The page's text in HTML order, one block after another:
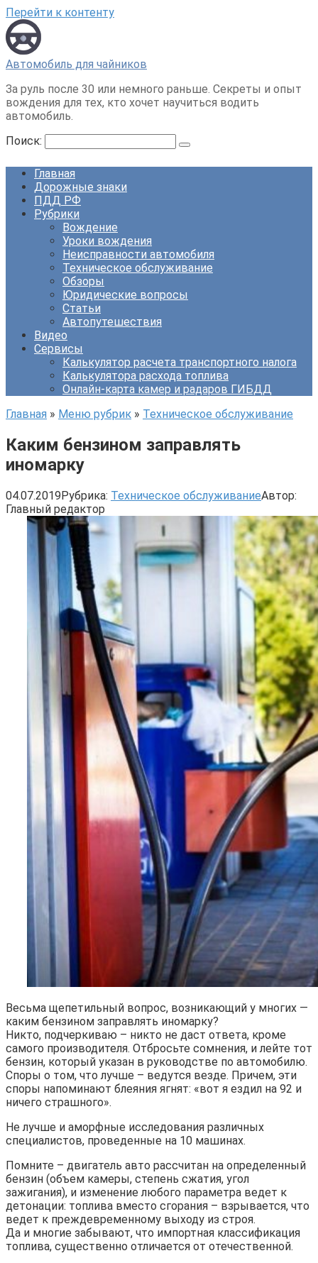
Перейти к контенту
Автомобиль для чайников
За руль после 30 или немного раньше. Секреты и опыт
вождения для тех, кто хочет научиться водить
автомобиль.
Поиск:
Главная
Дорожные знаки
ПДД РФ
Рубрики
Вождение
Уроки вождения
Неисправности автомобиля
Техническое обслуживание
Обзоры
Юридические вопросы
Статьи
Автопутешествия
Видео
Сервисы
Калькулятор расчета транспортного налога
Калькулятора расхода топлива
Онлайн-карта камер и радаров ГИБДД
Главная » Меню рубрик » Техническое обслуживание
Каким бензином заправлять
иномарку
04.07.2019Рубрика: Техническое обслуживаниеАвтор:
Главный редактор
Весьма щепетильный вопрос, возникающий у многих —
каким бензином заправлять иномарку?
Никто, подчеркиваю – никто не даст ответа, кроме
самого производителя. Отбросьте сомнения, и лейте тот
бензин, который указан в руководстве по автомобилю.
Споры о том, что лучше – ведутся везде. Причем, эти
споры напоминают блеяния ягнят: «вот я ездил на 92 и
ничего страшного».
Не лучше и аморфные исследования различных
специалистов, проведенные на 10 машинах.
Помните – двигатель авто рассчитан на определенный
бензин (объем камеры, степень сжатия, угол
зажигания), и изменение любого параметра ведет к
детонации: топлива вместо сгорания – взрывается, что
ведет к преждевременному выходу из строя.
Да и многие забывают, что импортная классификация
топлива, существенно отличается от отечественной.